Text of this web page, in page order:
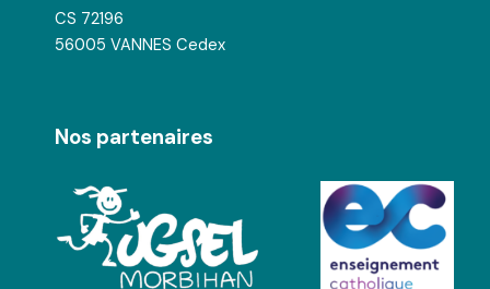
CS 72196
56005 VANNES Cedex
Nos partenaires